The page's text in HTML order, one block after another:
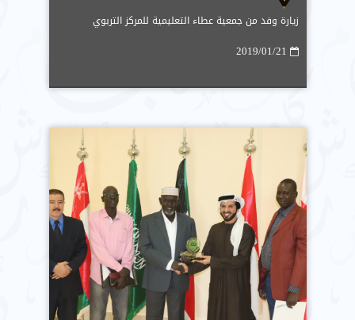
زيارة وفد من جمعية عطاء التعليمية للمركز التربوي
2019/01/21